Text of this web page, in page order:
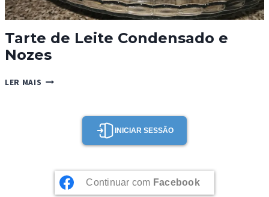
Tarte de Leite Condensado e
Nozes
LER MAIS TARTE
CONDENSADO
INICIAR SESSÃO
Continuar com Facebook